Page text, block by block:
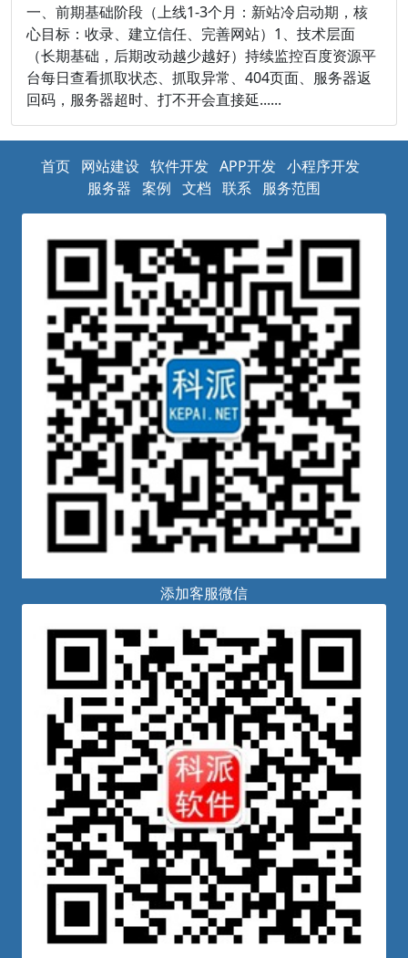
一、前期基础阶段（上线1‑3个月：新站冷启动期，核
心目标：收录、建立信任、完善网站）1、技术层面
（长期基础，后期改动越少越好）持续监控百度资源平
台每日查看抓取状态、抓取异常、404页面、服务器返
回码，服务器超时、打不开会直接延......
首页 网站建设 软件开发 APP开发 小程序开发
服务器 案例 文档 联系 服务范围
添加客服微信